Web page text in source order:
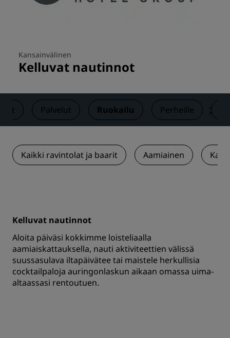
Kansainvälinen
Kelluvat nautinnot
Palvelut Ruokailu Perheille
Kaikki ravintolat ja baarit Aamiainen
Kelluvat nautinnot
Aloita päiväsi kokkimme loisteliaalla
aamiaiskattauksella, nauti aktiviteettien välissä
suussasulava iltapäivätee tai maistele herkullisia
cocktailpaloja auringonlaskun aikaan omassa uima-
altaassasi rentoutuen.